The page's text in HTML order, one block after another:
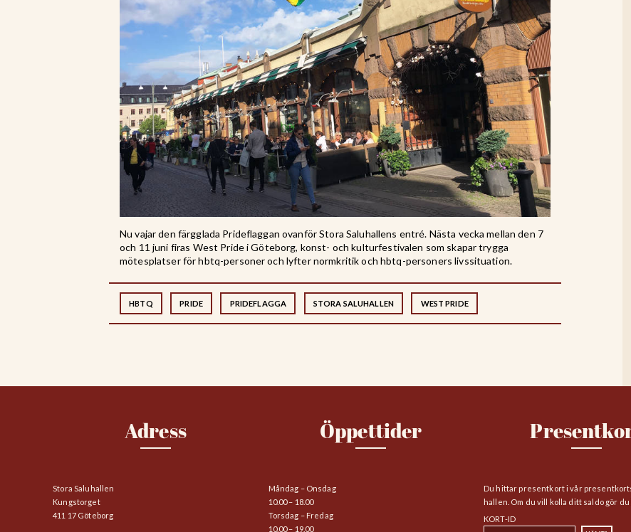
Nu vajar den färgglada Prideflaggan ovanför Stora Saluhallens entré. Nästa vecka mellan den 7
och 11 juni firas West Pride i Göteborg, konst- och kulturfestivalen som skapar trygga
mötesplatser för hbtq-personer och lyfter normkritik och hbtq-personers livssituation.
HBTQ PRIDE PRIDEFLAGGA STORA SALUHALLEN WEST PRIDE
Adress
Stora Saluhallen
Kungstorget
411 17 Göteborg
Öppettider
Måndag – Onsdag
10.00 – 18.00
Torsdag – Fredag
10.00 – 19.00
Du hittar presentkort i vår
hallen. Om du vill kolla ditt saldo gör
KORT-ID